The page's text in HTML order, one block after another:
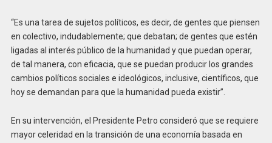
“Es una tarea de sujetos políticos, es decir, de gentes que piensen
en colectivo, indudablemente; que debatan; de gentes que estén
ligadas al interés público de la humanidad y que puedan operar,
de tal manera, con eficacia, que se puedan producir los grandes
cambios políticos sociales e ideológicos, inclusive, científicos, que
hoy se demandan para que la humanidad pueda existir”.
En su intervención, el Presidente Petro consideró que se requiere
mayor celeridad en la transición de una economía basada en